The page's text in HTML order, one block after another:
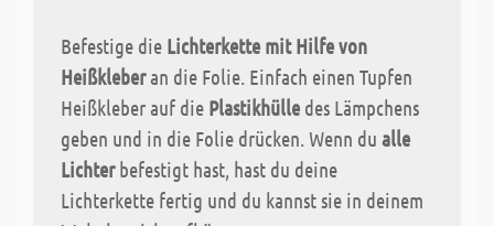
Befestige die Lichterkette mit Hilfe von
Heißkleberan die Folie. Einfach einen Tupfen
Heißkleber auf die Plastikhülle des Lämpchens
geben und in die Folie drücken. Wenn du alle
Lichterbefestigt hast, hast du deine
Lichterkette fertig und du kannst sie in deinem